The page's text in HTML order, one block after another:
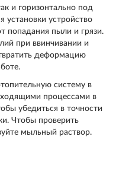
и горизонтально под
установки устройство
попадания пыли и грязи.
при ввинчивании и
деформацию
систему в
процессами в
убедиться в точности
Чтобы проверить
мыльный раствор.